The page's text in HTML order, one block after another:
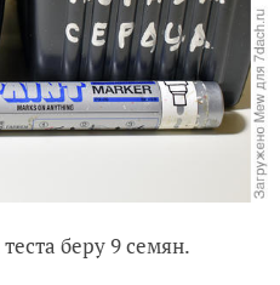
беру 9 семян.